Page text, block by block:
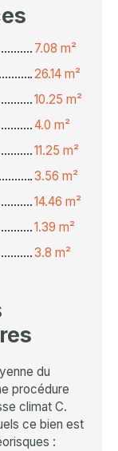
7.08 m²
26.14 m²
10.25 m²
4.0 m²
11.25 m²
3.56 m²
14.46 m²
1.39 m²
3.8 m²
du
procédure
climat C.
ce bien est
: